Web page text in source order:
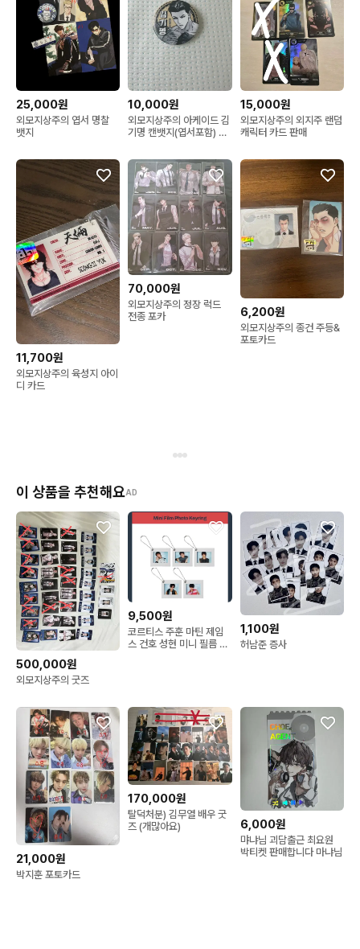
25,000원
외모지상주의 엽서 명찰
뱃지
10,000원
외모지상주의 아케이드 김
기명 캔뱃지(엽서포함) 판
15,000원
외모지상주의 외지주 랜덤
캐릭터 카드 판매
11,700원
외모지상주의 육성지 아이
디 카드
70,000원
외모지상주의 정장 럭드
전종 포카
6,200원
외모지상주의 종건 주등&
포토카드
이 상품을 추천해요AD
500,000원
외모지상주의 굿즈
9,500원
코르티스 주훈 마틴 제임
스 건호 성현 미니 필름 포
1,100원
허남준 증사
21,000원
박지훈 포토카드
170,000원
탈덕처분) 김무열 배우 굿
즈 (개많아요)
6,000원
먀냐님 괴담출근 최요원
박티켓 판매합니다 마냐님